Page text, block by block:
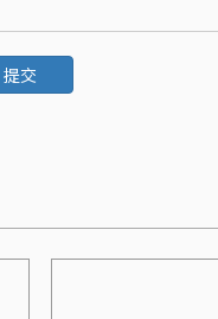
提交